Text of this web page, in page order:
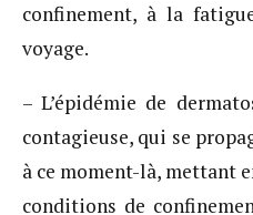
confinement, à la
voyage.
– L’épidémie de
contagieuse, qui se
à ce moment-là, mettant
conditions de